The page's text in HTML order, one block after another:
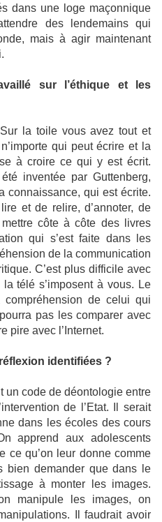
dans une loge maçonnique
des lendemains qui
mais à agir maintenant
sur l’éthique et les
Sur la toile vous avez tout et
qui peut écrire et la
à croire ce qui y est écrit.
inventée par Guttenberg,
connaissance, qui est écrite.
et de relire, d’annoter, de
côte à côte des livres
qui s’est faite dans les
de la communication
C’est plus difficile avec
télé s’imposent à vous. Le
de celui qui
pas les comparer avec
pire avec l’Internet.
identifiées ?
un code de déontologie entre
de l’Etat. Il serait
dans les écoles des cours
apprend aux adolescents
ce qu’on leur donne comme
bien demander que dans le
à monter les images.
manipule les images, on
Il faudrait avoir